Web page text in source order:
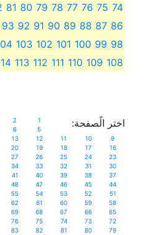
74
75
76
77
78
79
80
81
86
87
88
89
90
91
92
93
98
99
100
101
102
103
108
109
110
111
112
113
اختر الًصفحة: 1
2
5
6
9
10
11
12
13
16
17
18
19
20
23
24
25
26
27
30
31
32
33
34
37
38
39
40
41
44
45
46
47
48
51
52
53
54
55
58
59
60
61
62
65
66
67
68
69
72
73
74
75
76
79
80
81
82
83